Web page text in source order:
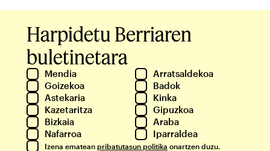
Harpidetu Berriaren
buletinetara
Mendia
Arratsaldekoa
Goizekoa
Badok
Astekaria
Kinka
Kazetaritza
Gipuzkoa
Bizkaia
Araba
Nafarroa
Iparraldea
Izena ematean pribatutasun politika onartzen duzu.